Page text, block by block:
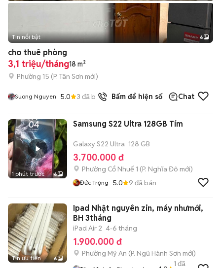
+2
Tin nổi bật 6
cho thuê phòng
3,1 triệu/tháng18 m²
Phường 15 (P. Tân Sơn mới)
Suong Nguyen 5.0 3 đã bán Bấm để hiện số Chat
1 phút trước 6
Samsung S22 Ultra 128GB Tím
Galaxy S22 Ultra 128 GB
3.700.000 đ
Phường Cổ Nhuế 1 (P. Nghĩa Đô mới)
Đức Trọng 5.0 9 đã bán
Tin ưu tiên 6
Ipad Nhật nguyên zin, máy nhưmới,
BH 3tháng
iPad Air 2 4-6 tháng
1.900.000 đ
Phường Mỹ An (P. Ngũ Hành Sơn mới)
1 đã